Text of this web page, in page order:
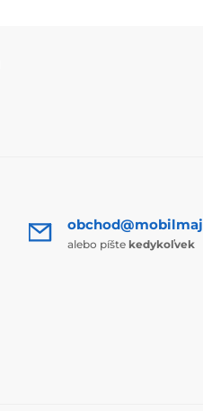
alebo píšte kedykoľvek